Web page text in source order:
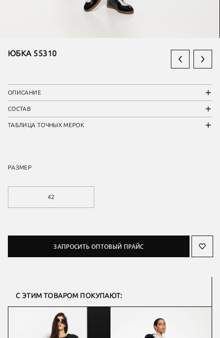
ЮБКА 55310
ОПИСАНИЕ
СОСТАВ
ТАБЛИЦА ТОЧНЫХ МЕРОК
РАЗМЕР
42
ЗАПРОСИТЬ ОПТОВЫЙ ПРАЙС
С ЭТИМ ТОВАРОМ ПОКУПАЮТ: